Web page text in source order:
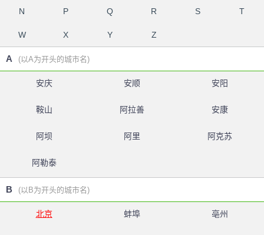
N P Q R S T
W X Y Z
A (以A为开头的城市名)
安庆 安顺 安阳
鞍山 阿拉善 安康
阿坝 阿里 阿克苏
阿勒泰
B (以B为开头的城市名)
北京 蚌埠 亳州